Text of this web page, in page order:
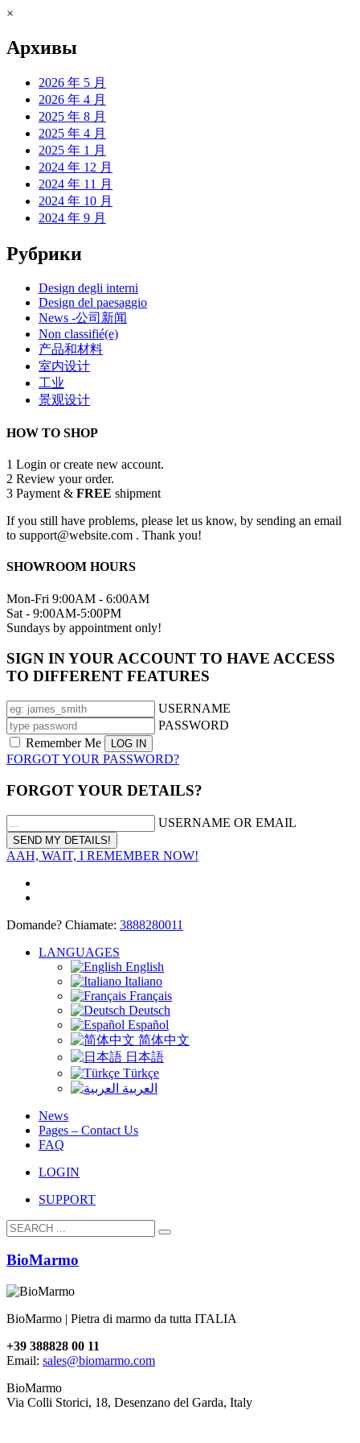
×
Архивы
2026 年 5 月
2026 年 4 月
2025 年 8 月
2025 年 4 月
2025 年 1 月
2024 年 12 月
2024 年 11 月
2024 年 10 月
2024 年 9 月
Рубрики
Design degli interni
Design del paesaggio
News -公司新闻
Non classifié(e)
产品和材料
室内设计
工业
景观设计
HOW TO SHOP
1 Login or create new account.
2 Review your order.
3 Payment & FREE shipment
If you still have problems, please let us know, by sending an email
to support@website.com . Thank you!
SHOWROOM HOURS
Mon-Fri 9:00AM - 6:00AM
Sat - 9:00AM-5:00PM
Sundays by appointment only!
SIGN IN YOUR ACCOUNT TO HAVE ACCESS
TO DIFFERENT FEATURES
USERNAME
PASSWORD
Remember Me
FORGOT YOUR PASSWORD?
FORGOT YOUR DETAILS?
USERNAME OR EMAIL
AAH, WAIT, I REMEMBER NOW!
Domande? Chiamate: 3888280011
LANGUAGES
English
Italiano
Français
Deutsch
Español
简体中文
日本語
Türkçe
العربية
News
Pages – Contact Us
FAQ
LOGIN
SUPPORT
BioMarmo
BioMarmo | Pietra di marmo da tutta ITALIA
+39 388828 00 11
Email: sales@biomarmo.com
BioMarmo
Via Colli Storici, 18, Desenzano del Garda, Italy